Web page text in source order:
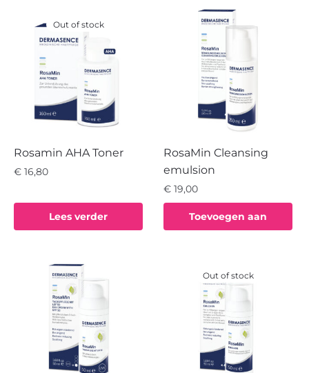
Out of stock
Rosamin AHA Toner
€ 16,80
Lees verder
RosaMin Cleansing
emulsion
€ 19,00
Toevoegen aan
Out of stock